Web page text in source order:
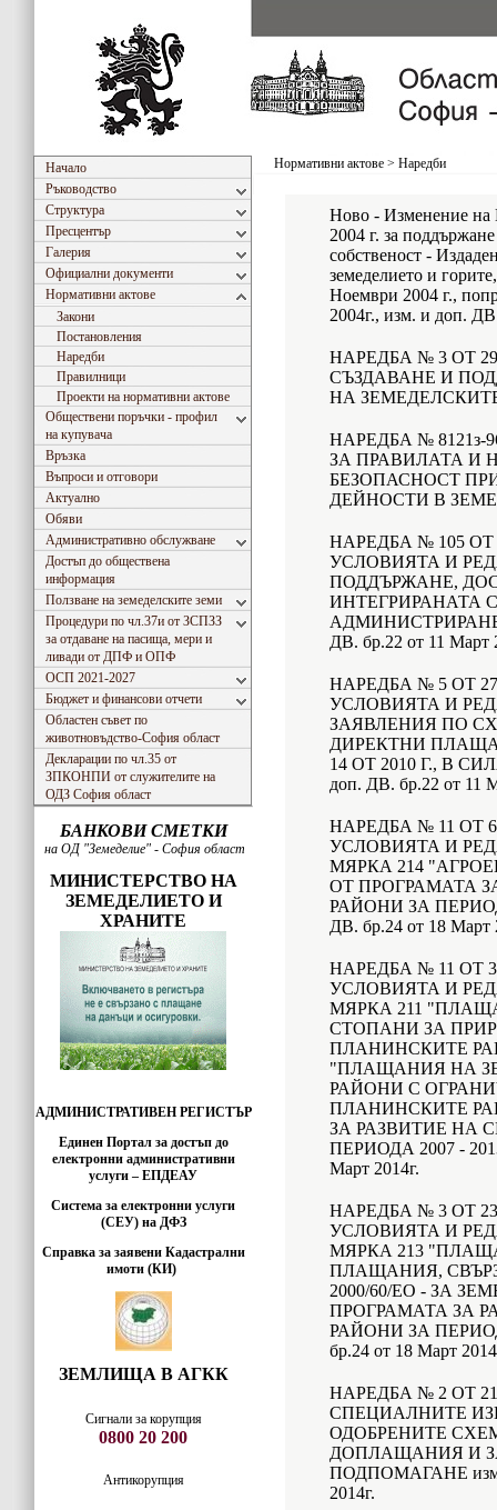
Начало
Ръководство
Структура
Пресцентър
Галерия
Официални документи
Нормативни актове
Закони
Постановления
Наредби
Правилници
Проекти на нормативни актове
Обществени поръчки - профил
на купувача
Връзка
Въпроси и отговори
Актуално
Обяви
Административно обслужване
Достъп до обществена
информация
Ползване на земеделските земи
Процедури по чл.37и от ЗСПЗЗ
за отдаване на пасища, мери и
ливади от ДПФ и ОПФ
ОСП 2021-2027
Бюджет и финансови отчети
Областен съвет по
животновъдство-София област
Декларации по чл.35 от
ЗПКОНПИ от служителите на
ОДЗ София област
БАНКОВИ СМЕТКИ
на ОД "Земеделие" - София област
МИНИСТЕРСТВО НА
ЗЕМЕДЕЛИЕТО И
ХРАНИТЕ
АДМИНИСТРАТИВЕН РЕГИСТЪР
Единен Портал за достъп до
електронни административни
услуги – ЕПДЕАУ
Система за електронни услуги
(СЕУ) на ДФЗ
Справка за заявени Кадастрални
имоти (КИ)
ЗЕМЛИЩА В АГКК
Сигнали за корупция
0800 20 200
Антикорупция
Нормативни актове > Наредби
Ново - Изменение
2004 г. за
собственост -
земеделието и
Ноември 2004 г.,
2004г., изм. и доп.
НАРЕДБА № 3 ОТ
СЪЗДАВАНЕ И
НА
НАРЕДБА № 8121з-
ЗА ПРАВИЛАТА И
БЕЗОПАСНОСТ
ДЕЙНОСТИ В
НАРЕДБА № 105 ОТ
УСЛОВИЯТА И
ПОДДЪРЖАНЕ,
ИНТЕГРИРАНАТА
АДМИНИСТРИРАНЕ
ДВ. бр.22 от 11 Март
НАРЕДБА № 5 ОТ
УСЛОВИЯТА И
ЗАЯВЛЕНИЯ ПО
ДИРЕКТНИ
14 ОТ 2010 Г., В
доп. ДВ. бр.22 от 11
НАРЕДБА № 11 ОТ
УСЛОВИЯТА И
МЯРКА 214
ОТ ПРОГРАМАТА
РАЙОНИ ЗА
ДВ. бр.24 от 18 Март
НАРЕДБА № 11 ОТ
УСЛОВИЯТА И
МЯРКА 211
СТОПАНИ ЗА
ПЛАНИНСКИТЕ
"ПЛАЩАНИЯ НА
РАЙОНИ С
ПЛАНИНСКИТЕ
ЗА РАЗВИТИЕ НА
ПЕРИОДА 2007 -
Март 2014г.
НАРЕДБА № 3 ОТ 23
УСЛОВИЯТА И
МЯРКА 213
ПЛАЩАНИЯ,
2000/60/ЕО - ЗА
ПРОГРАМАТА ЗА
РАЙОНИ ЗА
бр.24 от 18 Март
НАРЕДБА № 2 ОТ 21
СПЕЦИАЛНИТЕ
ОДОБРЕНИТЕ
ДОПЛАЩАНИЯ И
ПОДПОМАГАНЕ изм.
2014г.